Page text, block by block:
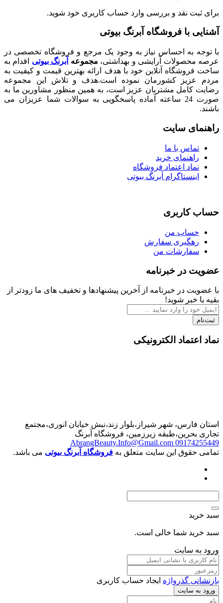
نقد و بررسیوارد حساب کاربریخود شوید.
با فروشگاه آبرنگ بیوتی
به احساس نیاز به وجود یک مرجع و فروشگاه تخصصی در
آرایشی و بهداشتی،مجموعه آبرنگ بیوتی اقدام به
آنلاین خود با هدف ارائه بهترین قیمت و کیفیت به
کشورمان نموده است.هدف و تلاش این مجموعه
مشتریان عزیز است، به همین منظور مشاورین ما به
صورت 24 ساعته آماده پاسخگویی به سوالات شما عزیزان می
سایت
با ما
خرید
اعتماد فروشگاه
آبرنگ بیوتی
من
سفارش
من
خبرنامه
در خبرنامه از آخرین پیشنهادها و تخفیف های ما زودتر از
شوید!
الکترونیکی
شهر شیراز،بلوار زند،نبش خیابان انوری،مجتمع
زیرزمین، فروشگاه آبرنگ
AbrangBeauty.Info@Gmail.com
این سایت متعلق به فروشگاه آبرنگ بیوتی می باشد.
شما خالی است.
سایت
گذرواژه ایجاد حساب کاربری
سایت